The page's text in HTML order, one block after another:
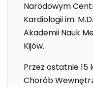
Narodowym
Kardiologii im.
Akademii Nauk
Kijów.
Przez ostatnie 15
Chorób